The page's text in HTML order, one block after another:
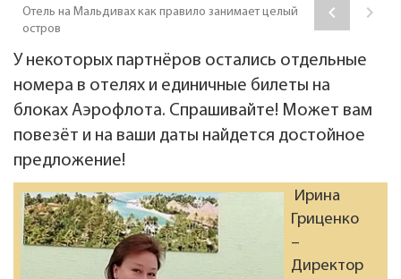
Отель на Мальдивах как правило занимает целый
остров
keyboard_arrow_left keyboard_arrow_right
У некоторых партнёров остались отдельные
номера в отелях и единичные билеты на
блоках Аэрофлота. Спрашивайте! Может вам
повезёт и на ваши даты найдется достойное
предложение!
Ирина
Гриценко
–
Директор